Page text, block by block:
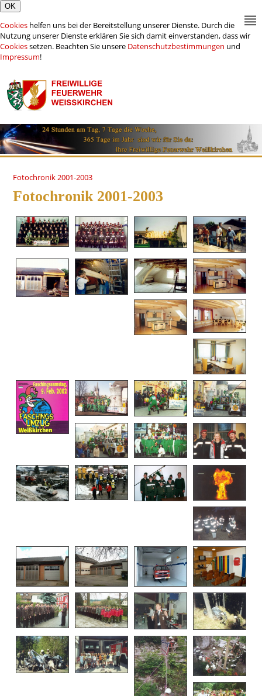
Cookies helfen uns bei der Bereitstellung unserer Dienste. Durch die
Nutzung unserer Dienste erklären Sie sich damit einverstanden, dass wir
Cookiessetzen. Beachten Sie unsere Datenschutzbestimmungen und
Impressum!
Fotochronik 2001-2003
Fotochronik 2001-2003